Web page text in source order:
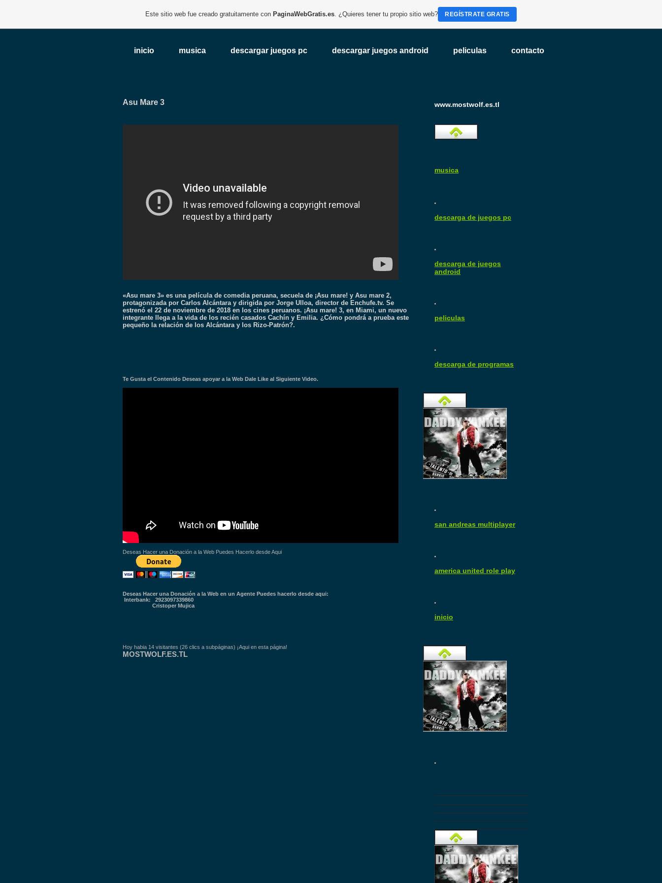
inicio musica descargar juegos pc descargar juegos android peliculas contacto
Asu Mare 3
«Asu mare 3» es una película de comedia peruana, secuela de ¡Asu mare! y Asu mare 2,
protagonizada por Carlos Alcántara y dirigida por Jorge Ulloa, director de Enchufe.tv. Se
estrenó el 22 de noviembre de 2018 en los cines peruanos. ¡Asu mare! 3, en Miami, un nuevo
integrante llega a la vida de los recién casados Cachín y Emilia. ¿Cómo pondrá a prueba este
pequeño la relación de los Alcántara y los Rizo-Patrón?.
Te Gusta el Contenido Deseas apoyar a la Web Dale Like al Siguiente Video.
Deseas Hacer una Donación a la Web Puedes Hacerlo desde Aqui
Deseas Hacer una Donación a la Web en un Agente Puedes hacerlo desde aqui:
Interbank: 2923097339860
Cristoper Mujica
Hoy habia 14 visitantes (26 clics a subpáginas) ¡Aqui en esta página!
MOSTWOLF.ES.TL
www.mostwolf.es.tl
musica
descarga de juegos pc
descarga de juegos
android
peliculas
descarga de programas
san andreas multiplayer
america united role play
inicio
Este sitio web fue creado gratuitamente con PaginaWebGratis.es. ¿Quieres tener tu propio sitio web? REGÍSTRATE GRATIS